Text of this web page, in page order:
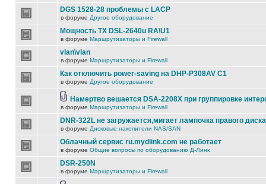
DGS 1528-28 проблемы с LACP
в форуме Другое оборудование
Мощность TX DSL-2640u RA\U1
в форуме Маршрутизаторы и Firewall
vlan\vlan
в форуме Маршрутизаторы и Firewall
Как отключить power-saving на DHP-P308AV C1
в форуме Другое оборудование
Намертво вешается DSA-2208X при группировке
в форуме Маршрутизаторы и Firewall
DNR-322L не загружается,мигает лампочка правого диска
в форуме Дисковые накопители NAS/SAN
Облачный сервис ru.mydlink.com не работает
в форуме Общие вопросы по оборудованию Д-Линк
DSR-250N
в форуме Маршрутизаторы и Firewall